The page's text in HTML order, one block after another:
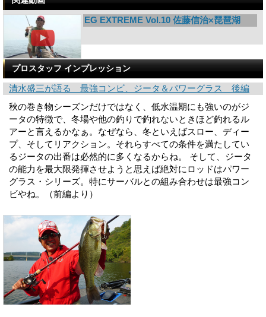
EG EXTREME Vol.10 佐藤信治×琵琶湖
プロスタッフ インプレッション
清水盛三が語る 最強コンビ、ジータ＆パワーグラス 後編
秋の巻き物シーズンだけではなく、低水温期にも強いのがジ
ータの特徴で、冬場や他の釣りで釣れないときほど釣れるル
アーと言えるかなぁ。なぜなら、冬といえばスロー、ディー
プ、そしてリアクション。それらすべての条件を満たしてい
るジータの出番は必然的に多くなるからね。 そして、ジータ
の能力を最大限発揮させようと思えば絶対にロッドはパワー
グラス・シリーズ。特にサーバルとの組み合わせは最強コン
ビやね。（前編より）